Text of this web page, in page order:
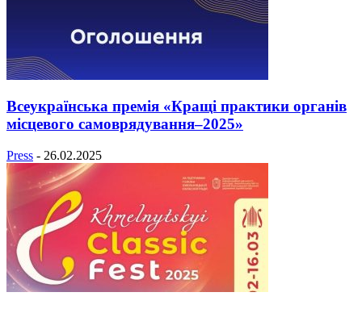
Всеукраїнська премія «Кращі практики органів
місцевого самоврядування–2025»
Press - 26.02.2025